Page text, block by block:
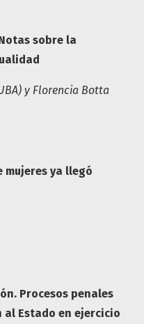
2017
sobre la
y Florencia Botta
ya llegó
Procesos penales
al Estado en ejercicio